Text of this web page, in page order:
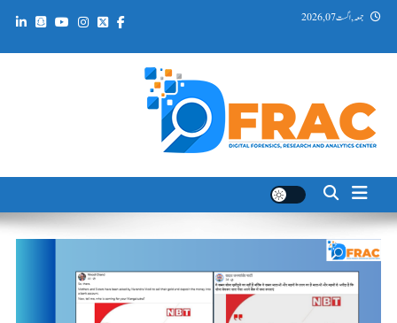
Skip جمعہ, اگست 07, 2026
DFRAC_ORG